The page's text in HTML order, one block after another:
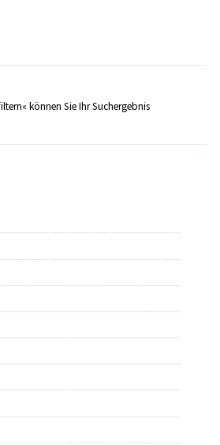
können Sie Ihr Suchergebnis